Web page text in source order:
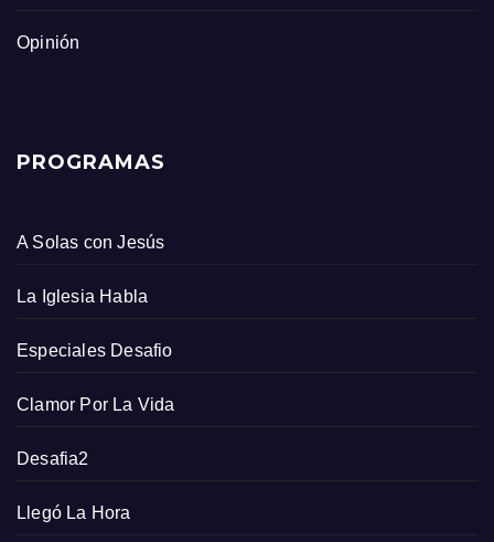
Opinión
PROGRAMAS
A Solas con Jesús
La Iglesia Habla
Especiales Desafio
Clamor Por La Vida
Desafia2
Llegó La Hora